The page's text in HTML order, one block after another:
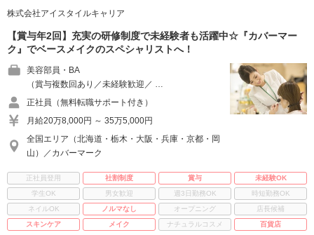
株式会社アイスタイルキャリア
【賞与年2回】充実の研修制度で未経験者も活躍中☆『カバーマー
ク』でベースメイクのスペシャリストへ！
美容部員・BA
（賞与複数回あり／未経験歓迎／ …
正社員（無料転職サポート付き）
月給20万8,000円 ～ 35万5,000円
全国エリア（北海道・栃木・大阪・兵庫・京都・岡
山）／カバーマーク
正社員登用 社割制度 賞与
未経験OK
学生OK
男女歓迎 週3日勤務OK
時短勤務OK
ネイルOK
ノルマなし オープニング
店長候補
スキンケア
メイク ナチュラルコスメ 百貨店